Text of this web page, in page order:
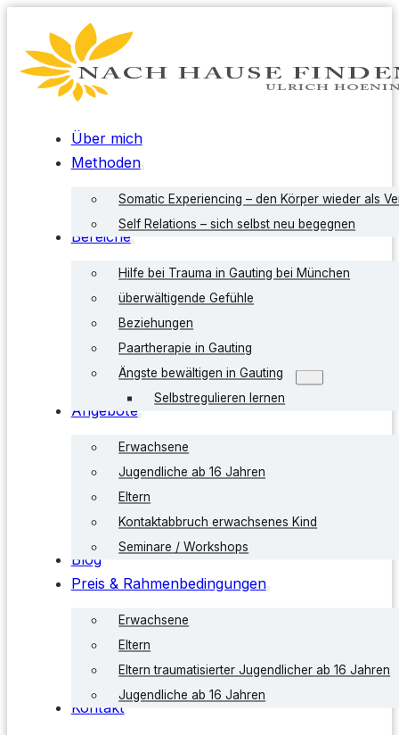
Über mich
Methoden
Somatic Experiencing – den Körper wieder als
Self Relations – sich selbst neu begegnen
Bereiche
Hilfe bei Trauma in Gauting bei München
überwältigende Gefühle
Beziehungen
Paartherapie in Gauting
Ängste bewältigen in Gauting
Selbstregulieren lernen
Angebote
Erwachsene
Jugendliche ab 16 Jahren
Eltern
Kontaktabbruch erwachsenes Kind
Seminare / Workshops
Blog
Preis & Rahmenbedingungen
Erwachsene
Eltern
Eltern traumatisierter Jugendlicher ab 16 Jahren
Jugendliche ab 16 Jahren
Kontakt